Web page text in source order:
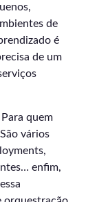
de
é
de um
quem
vários
enfim,